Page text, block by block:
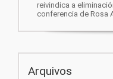
reivindica a
conferencia de Rosa
Arquivos